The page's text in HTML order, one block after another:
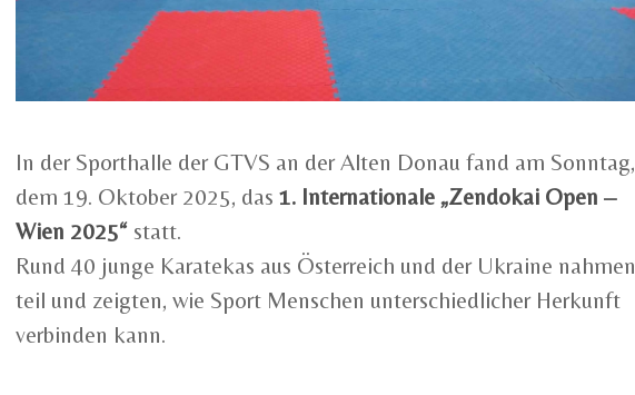
In der Sporthalle der GTVS an der Alten Donau fand am Sonntag,
dem 19. Oktober 2025, das 1. Internationale „Zendokai Open –
Wien 2025“ statt.
Rund 40 junge Karatekas aus Österreich und der Ukraine nahmen
teil und zeigten, wie Sport Menschen unterschiedlicher Herkunft
verbinden kann.